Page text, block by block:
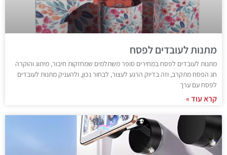
מתנות לעובדים לפסח
מתנות לעובדים לפסח במחירים סופר משתלמים שמחזקות חיבור, מיתוג והוקרה
חג הפסח מתקרב, וזה בדיוק הרגע לעצור, לבחור נכון, ולהעניק מתנות לעובדים
לפסח עם ערך
קרא עוד »